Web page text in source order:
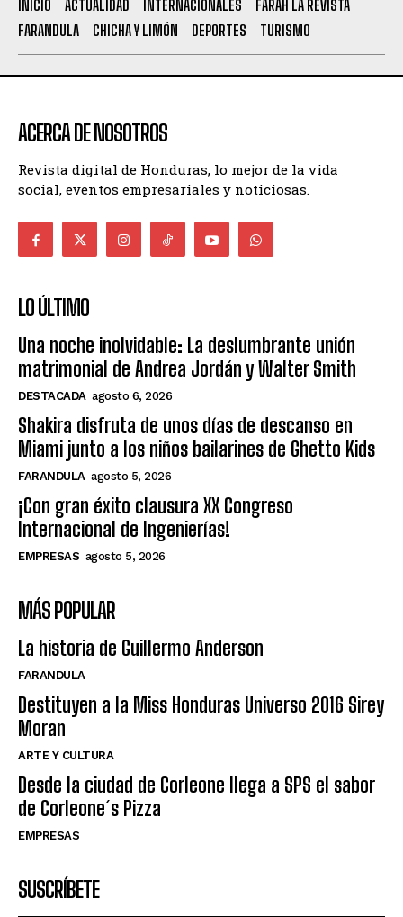
INICIO ACTUALIDAD INTERNACIONALES
FARAH LA REVISTA
FARANDULA
CHICHA Y LIMÓN DEPORTES TURISMO
ACERCA DE NOSOTROS
Revista digital de Honduras, lo mejor de la vida
social, eventos empresariales y noticiosas.
LO ÚLTIMO
Una noche inolvidable: La deslumbrante unión
matrimonial de Andrea Jordán y Walter Smith
DESTACADA agosto 6, 2026
Shakira disfruta de unos días de descanso en
Miami junto a los niños bailarines de Ghetto Kids
FARANDULA agosto 5, 2026
¡Con gran éxito clausura XX Congreso
Internacional de Ingenierías!
EMPRESAS agosto 5, 2026
MÁS POPULAR
La historia de Guillermo Anderson
FARANDULA
Destituyen a la Miss Honduras Universo 2016 Sirey
Moran
ARTE Y CULTURA
Desde la ciudad de Corleone llega a SPS el sabor
de Corleone´s Pizza
EMPRESAS
SUSCRÍBETE